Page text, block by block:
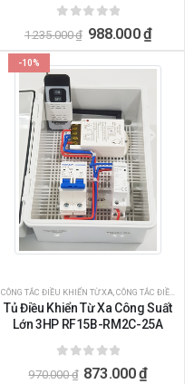
ngoài 5
1.235.000₫ 988.000₫
,ĐIỀU KHIỂN BẰNG
-10%
CÔNG TẮC ĐIỀU KHIỂN TỪ XA,CÔNG TẮC ĐIỀU KHIỂN TỪ XA BẰNG REMOTE
Tủ Điều Khiển Từ Xa Công Suất
Lớn 3HP RF15B-RM2C-25A
ngoài 5
970.000₫ 873.000₫